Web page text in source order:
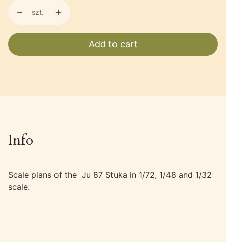
szt.
Add to cart
Info
Scale plans of the Ju 87 Stuka in 1/72, 1/48 and 1/32
scale.